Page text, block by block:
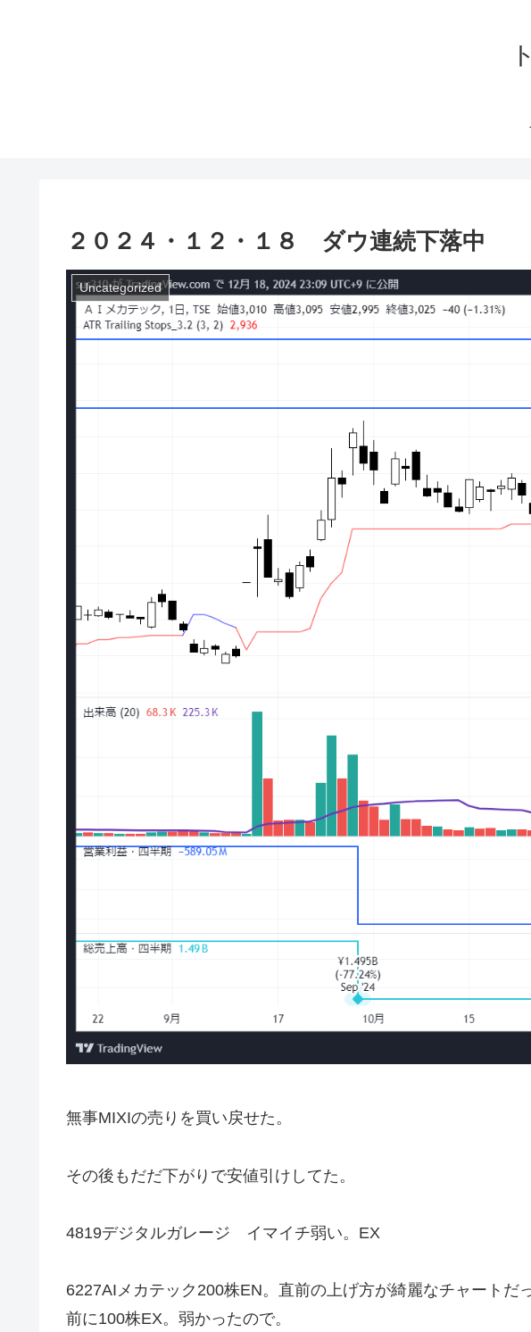
２０２４・１２・１８ ダウ連続下落中
Uncategorized
無事MIXIの売りを買い戻せた。
その後もだだ下がりで安値引けしてた。
4819デジタルガレージ イマイチ弱い。EX
6227AIメカテック200株EN。直前の上げ方が綺麗なチャート
前に100株EX。弱かったので。